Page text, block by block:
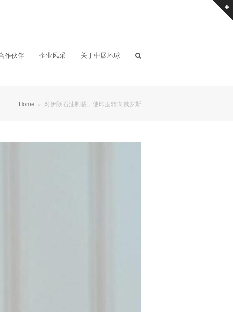
作伙伴 企业风采 关于中展环球
Home » 对伊朗石油制裁，使印度转向俄罗斯